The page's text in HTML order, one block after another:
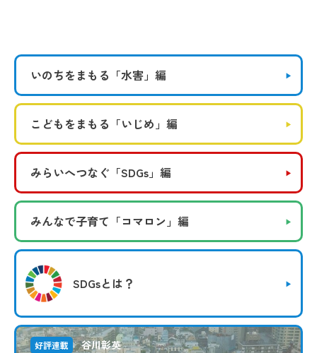
いのちをまもる 「水害」編
こどもをまもる 「いじめ」編
みらいへつなぐ 「SDGs」編
みんなで子育て 「コマロン」編
SDGsとは？
好評連載 谷川彰英